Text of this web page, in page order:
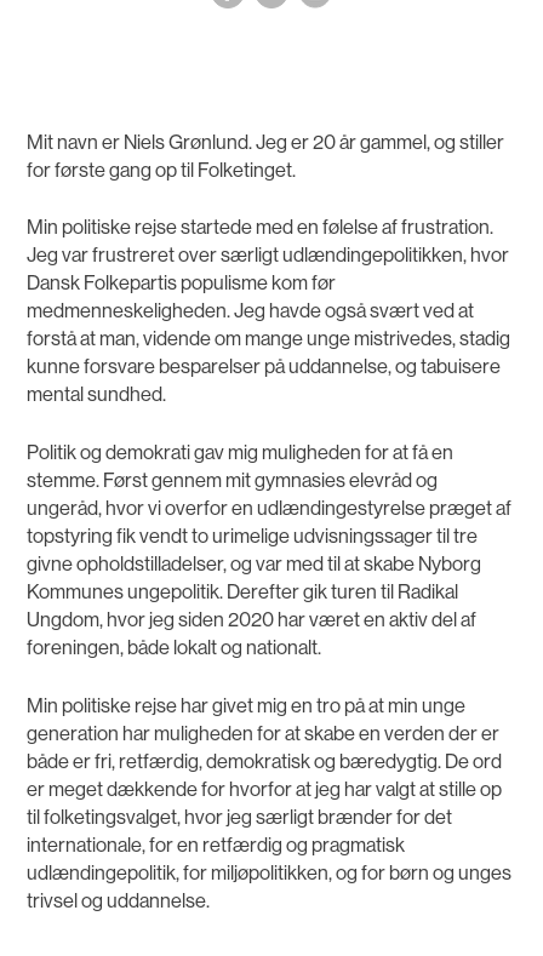
Mit navn er Niels Grønlund. Jeg er 20 år gammel, og stiller
for første gang op til Folketinget.
Min politiske rejse startede med en følelse af frustration.
Jeg var frustreret over særligt udlændingepolitikken, hvor
Dansk Folkepartis populisme kom før
medmenneskeligheden. Jeg havde også svært ved at
forstå at man, vidende om mange unge mistrivedes, stadig
kunne forsvare besparelser på uddannelse, og tabuisere
mental sundhed.
Politik og demokrati gav mig muligheden for at få en
stemme. Først gennem mit gymnasies elevråd og
ungeråd, hvor vi overfor en udlændingestyrelse præget af
topstyring fik vendt to urimelige udvisningssager til tre
givne opholdstilladelser, og var med til at skabe Nyborg
Kommunes ungepolitik. Derefter gik turen til Radikal
Ungdom, hvor jeg siden 2020 har været en aktiv del af
foreningen, både lokalt og nationalt.
Min politiske rejse har givet mig en tro på at min unge
generation har muligheden for at skabe en verden der er
både er fri, retfærdig, demokratisk og bæredygtig. De ord
er meget dækkende for hvorfor at jeg har valgt at stille op
til folketingsvalget, hvor jeg særligt brænder for det
internationale, for en retfærdig og pragmatisk
udlændingepolitik, for miljøpolitikken, og for børn og unges
trivsel og uddannelse.